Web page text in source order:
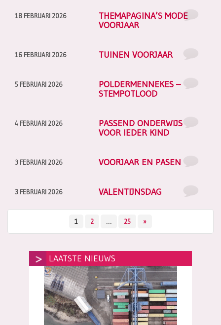
18 FEBRUARI 2026
THEMAPAGINA’S MODE
VOORJAAR
16 FEBRUARI 2026 TUINEN VOORJAAR
5 FEBRUARI 2026
POLDERMENNEKES –
STEMPOTLOOD
4 FEBRUARI 2026
PASSEND ONDERWIJS
VOOR IEDER KIND
3 FEBRUARI 2026 VOORJAAR EN PASEN
3 FEBRUARI 2026 VALENTIJNSDAG
1 2 … 25 »
LAATSTE NIEUWS